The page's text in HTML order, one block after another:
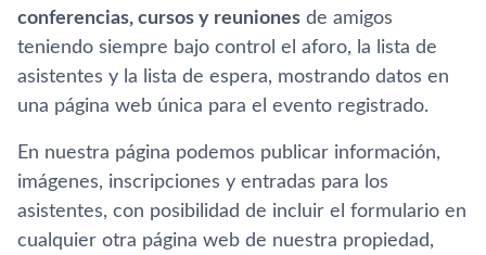
conferencias, cursos y reuniones de amigos
teniendo siempre bajo control el aforo, la lista de
asistentes y la lista de espera, mostrando datos en
una página web única para el evento registrado.
En nuestra página podemos publicar información,
imágenes, inscripciones y entradas para los
asistentes, con posibilidad de incluir el formulario en
cualquier otra página web de nuestra propiedad,